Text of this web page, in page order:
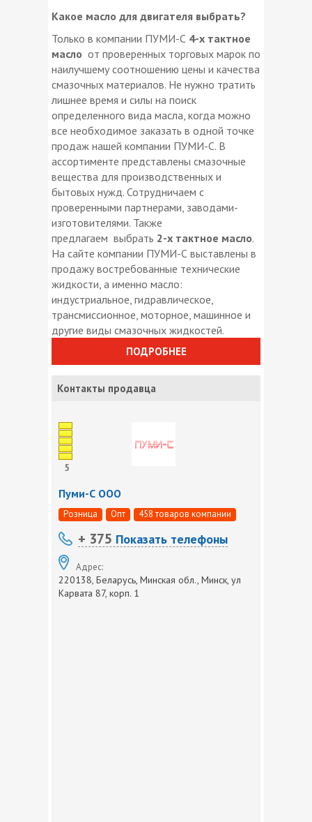
Какое масло для двигателя выбрать?
Только в компании ПУМИ-С 4-х тактное
масло от проверенных торговых марок по
наилучшему соотношению цены и качества
смазочных материалов. Не нужно тратить
лишнее время и силы на поиск
определенного вида масла, когда можно
все необходимое заказать в одной точке
продаж нашей компании ПУМИ-С. В
ассортименте представлены смазочные
вещества для производственных и
бытовых нужд. Сотрудничаем с
проверенными партнерами, заводами-
изготовителями. Также
предлагаем выбрать 2-х тактное масло.
На сайте компании ПУМИ-С выставлены в
продажу востребованные технические
жидкости, а именно масло:
индустриальное, гидравлическое,
трансмиссионное, моторное, машинное и
другие виды смазочных жидкостей.
ПОДРОБНЕЕ
Контакты продавца
5
Пуми-С ООО
Розница Опт 458 товаров компании
+ 375 Показать телефоны
Адрес:
220138, Беларусь, Минская обл., Минск, ул
Карвата 87, корп. 1